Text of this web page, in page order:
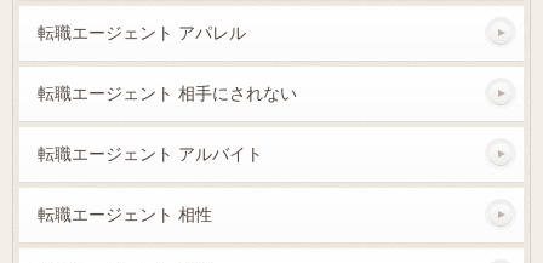
転職エージェント アパレル
転職エージェント 相手にされない
転職エージェント アルバイト
転職エージェント 相性